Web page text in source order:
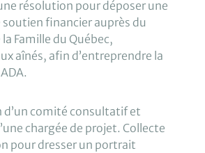
résolution pour déposer une
soutien financier auprès du
Famille du Québec,
aînés, afin d’entreprendre la
comité consultatif et
chargée de projet. Collecte
pour dresser un portrait